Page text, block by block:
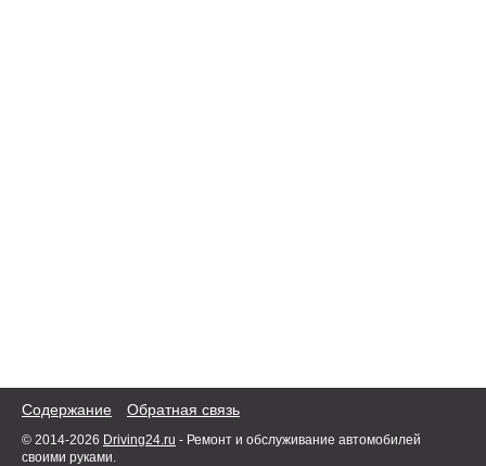
Содержание Обратная связь
© 2014-2026 Driving24.ru - Ремонт и обслуживание автомобилей
своими руками.